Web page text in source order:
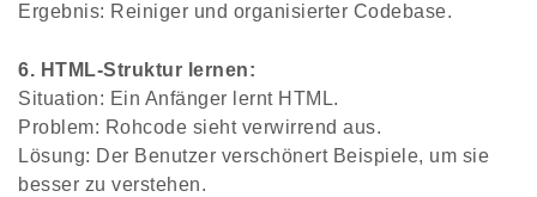
Ergebnis: Reiniger und organisierter Codebase.
6. HTML-Struktur lernen:
Situation: Ein Anfänger lernt HTML.
Problem: Rohcode sieht verwirrend aus.
Lösung: Der Benutzer verschönert Beispiele, um sie
besser zu verstehen.